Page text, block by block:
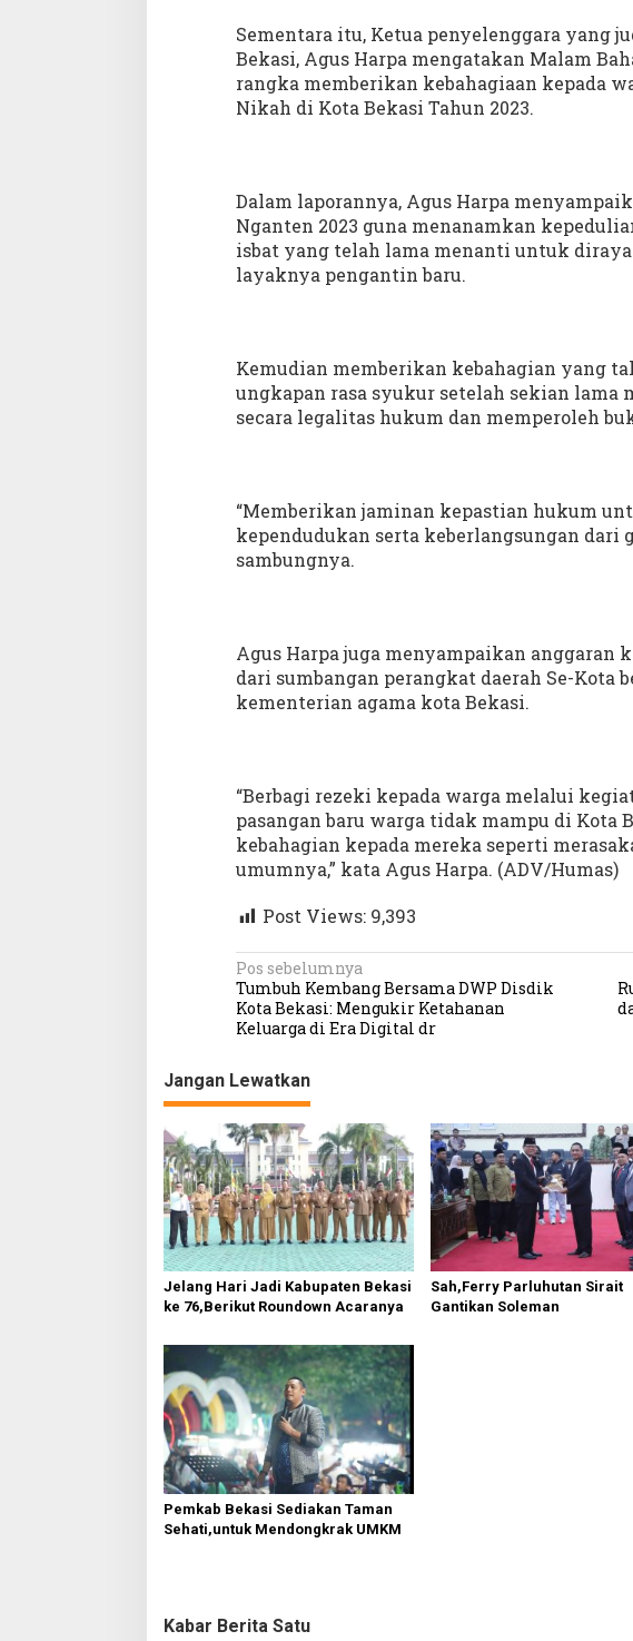
Sementara itu, Ketua penyelenggara yang
Bekasi, Agus Harpa mengatakan Malam
rangka memberikan kebahagiaan kepada
Nikah di Kota Bekasi Tahun 2023.
Dalam laporannya, Agus Harpa
Nganten 2023 guna menanamkan
isbat yang telah lama menanti untuk
layaknya pengantin baru.
Kemudian memberikan kebahagian yang
ungkapan rasa syukur setelah sekian
secara legalitas hukum dan memperoleh
“Memberikan jaminan kepastian hukum
kependudukan serta keberlangsungan dari
sambungnya.
Agus Harpa juga menyampaikan anggaran
dari sumbangan perangkat daerah Se-Kota
kementerian agama kota Bekasi.
“Berbagi rezeki kepada warga melalui
pasangan baru warga tidak mampu di Kota
kebahagian kepada mereka seperti
umumnya,” kata Agus Harpa. (ADV/Humas)
Post Views: 9,393
N
a
v
g
a
s
i
p
o
s
Pos sebelumnya
Tumbuh Kembang Bersama DWP Disdik
Kota Bekasi: Mengukir Ketahanan
Keluarga di Era Digital dr
Jangan Lewatkan
Jelang Hari Jadi Kabupaten Bekasi
ke 76,Berikut Roundown Acaranya
Sah,Ferry Parluhutan Sirait
Gantikan Soleman
Pemkab Bekasi Sediakan Taman
Sehati,untuk Mendongkrak UMKM
Kabar Berita Satu